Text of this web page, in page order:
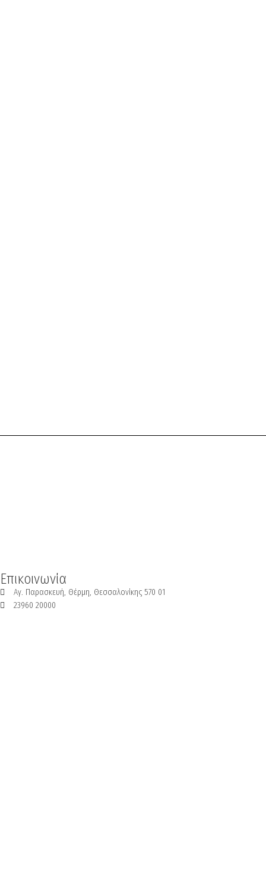
Επικοινωνία
Αγ. Παρασκευή, Θέρμη, Θεσσαλονίκης 570 01
23960 20000